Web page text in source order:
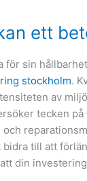
ett
för sin
stockholm.
av
tecken
till att
din